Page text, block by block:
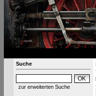
Suche
zur erweiterten Suche